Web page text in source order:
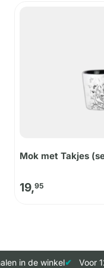
Mok met Takjes
19,95
in de winkel Voor